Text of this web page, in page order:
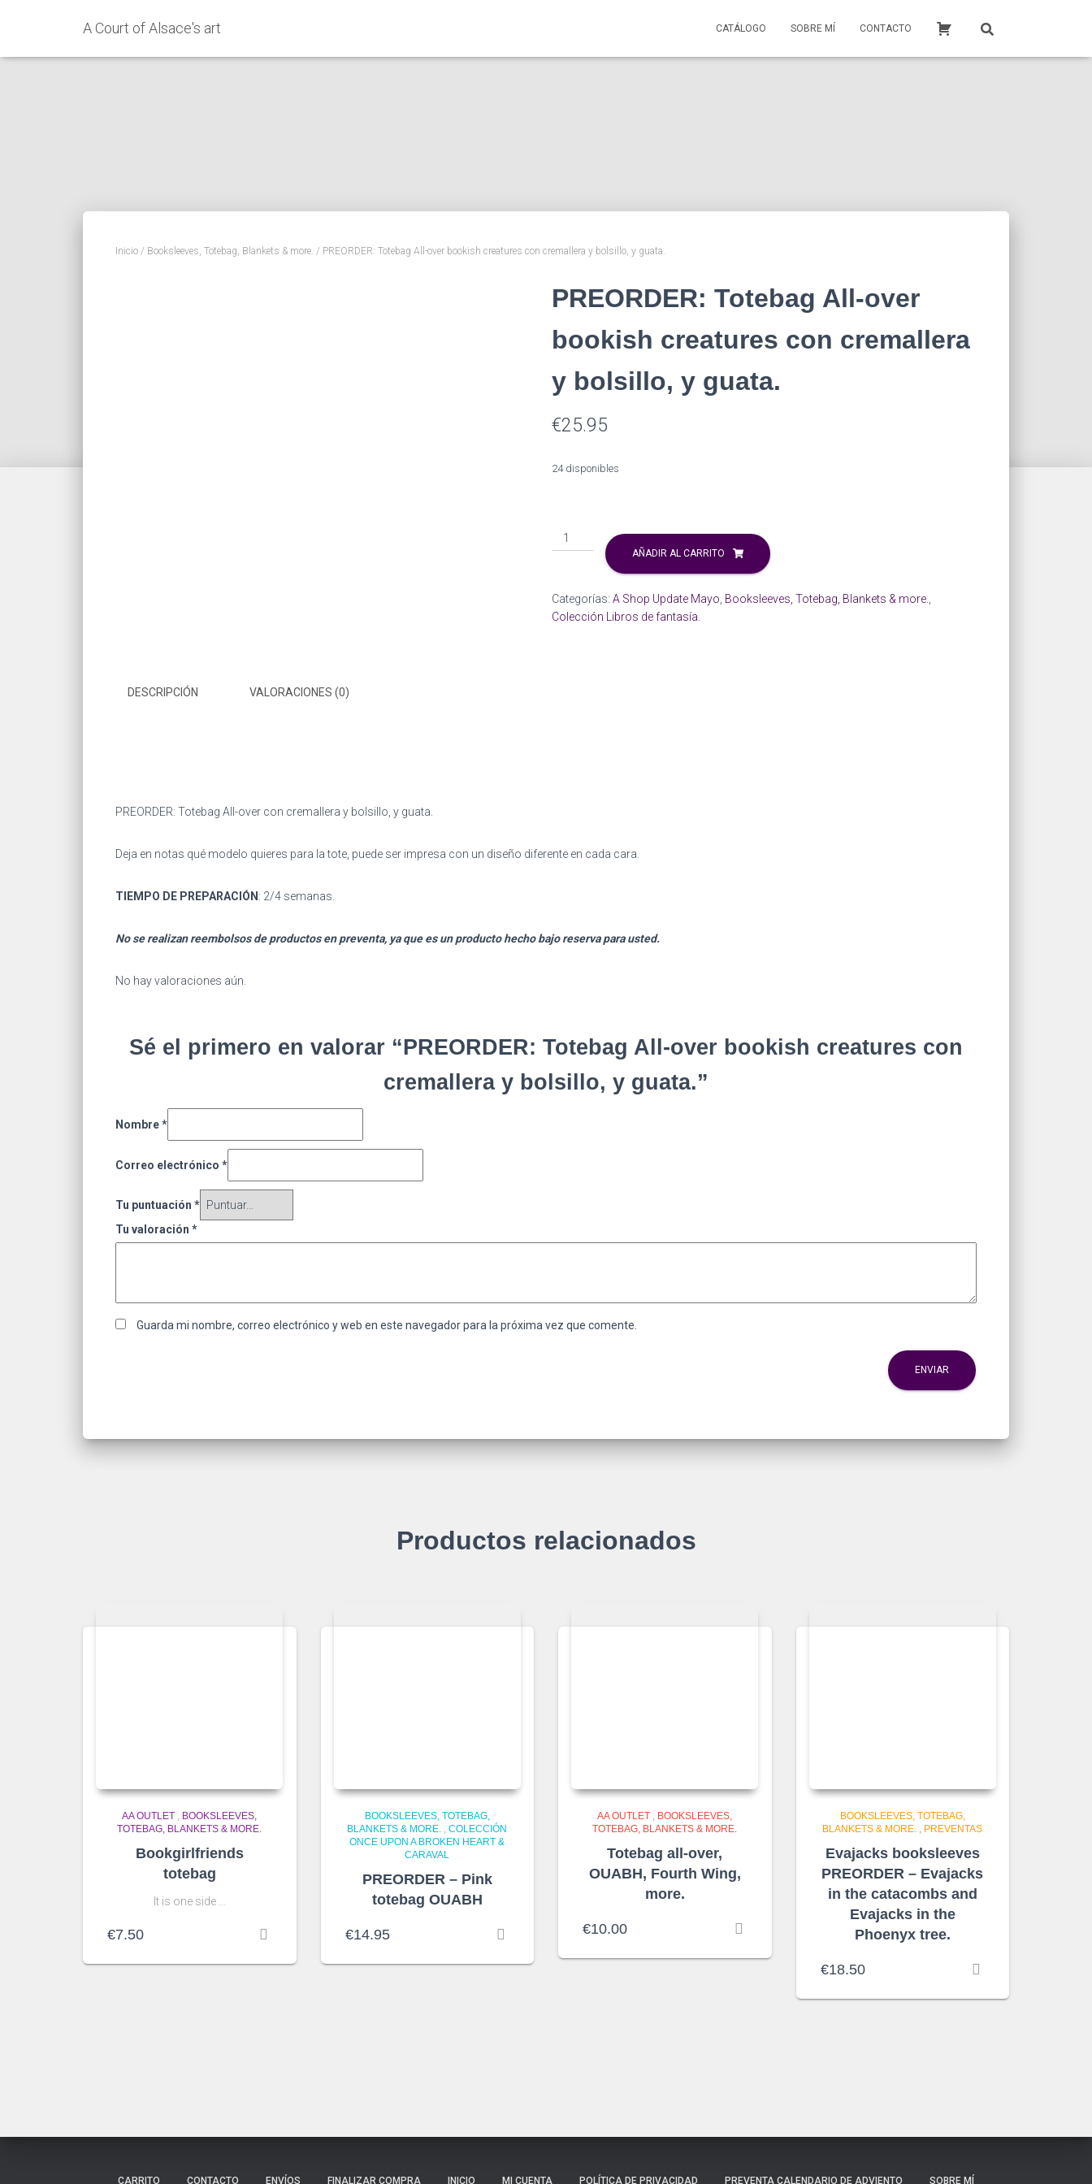
A Court of Alsace's art CATÁLOGO SOBRE MÍ CONTACTO
Inicio / Booksleeves, Totebag, Blankets & more. / PREORDER: Totebag All-over bookish creatures con cremallera y bolsillo, y guata.
PREORDER: Totebag All-over
bookish creatures con cremallera
y bolsillo, y guata.
€25.95
24 disponibles
PREORDER:
Totebag
bookish
creatures
AÑADIR AL CARRITO
Categorías: A Shop Update Mayo Booksleeves, Totebag, Blankets & more.
Colección Libros de fantasía.
DESCRIPCIÓN VALORACIONES (0)
PREORDER: Totebag All-over con cremallera y bolsillo, y guata.
Deja en notas qué modelo quieres para la tote, puede ser impresa con un diseño diferente en cada cara.
TIEMPO DE PREPARACIÓN : 2/4 semanas.
No se realizan reembolsos de productos en preventa, ya que es un producto hecho bajo reserva para usted.
No hay valoraciones aún.
Sé el primero en valorar “PREORDER: Totebag All-over bookish creatures con
cremallera y bolsillo, y guata.”
Nombre*
Correo electrónico *
Tu puntuación *
Tu valoración *
Guarda mi nombre, correo electrónico y web en este navegador para la próxima vez que comente.
Productos relacionados
AA OUTLET , BOOKSLEEVES,
TOTEBAG, BLANKETS & MORE.
Bookgirlfriends
totebag
It is one side …
€7.50
BOOKSLEEVES, TOTEBAG,
BLANKETS & MORE. ,COLECCIÓN
ONCE UPON A BROKEN HEART &
CARAVAL
PREORDER – Pink
totebag OUABH
€14.95
AA OUTLET , BOOKSLEEVES,
TOTEBAG, BLANKETS & MORE.
Totebag all-over,
OUABH, Fourth Wing,
more.
€10.00
BOOKSLEEVES, TOTEBAG,
BLANKETS & MORE. , PREVENTAS
Evajacks booksleeves
PREORDER – Evajacks
in the catacombs and
Evajacks in the
Phoenyx tree.
€18.50
CARRITO CONTACTO ENVÍOS FINALIZAR COMPRA INICIO MI CUENTA POLÍTICA DE PRIVACIDAD PREVENTA CALENDARIO DE ADVIENTO SOBRE MÍ